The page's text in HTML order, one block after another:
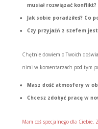
musiał rozwiązać konflikt?
Jak sobie poradziłeś? Co
Czy przyjaźń z szefem
Chętnie dowiem o Twoich
nimi w komentarzach pod tym
Masz dość atmosfery w
Chcesz zdobyć pracę w
Mam coś specjalnego dla